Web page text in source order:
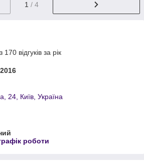
1 / 4
відгуків за рік
24, Київ, Україна
роботи